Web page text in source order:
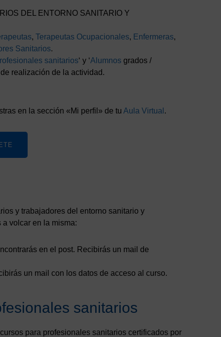
DEL ENTORNO SANITARIO Y
, Terapeutas Ocupacionales, Enfermeras,
Sanitarios.
sanitarios‘ y ‘Alumnos grados /
realización de la actividad.
en la sección «Mi perfil» de tu Aula Virtual .
y trabajadores del entorno sanitario y
volcar en la misma:
en el post. Recibirás un mail de
un mail con los datos de acceso al curso.
sanitarios
para profesionales sanitarios certificados por